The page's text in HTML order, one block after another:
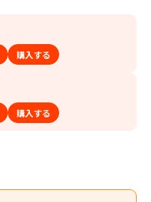
購入する
購入する